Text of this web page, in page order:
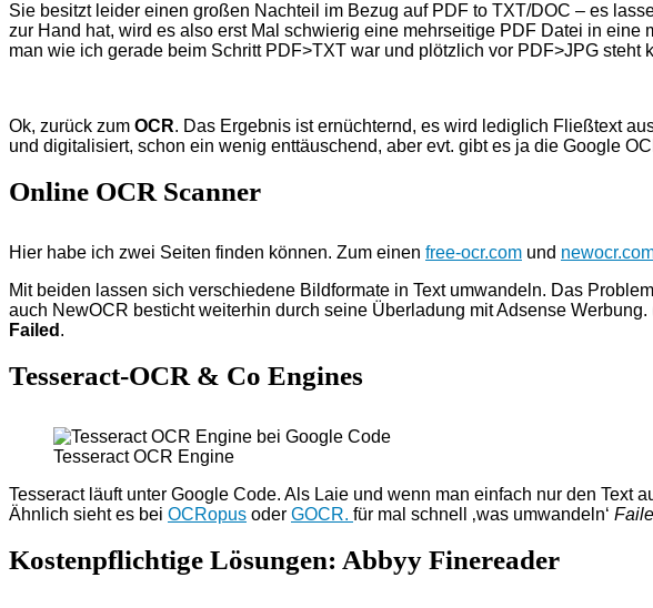
Sie besitzt leider einen großen Nachteil im Bezug auf PDF to TXT/DOC – es
zur Hand hat, wird es also erst Mal schwierig eine mehrseitige PDF Datei in
man wie ich gerade beim Schritt PDF>TXT war und plötzlich vor PDF>JPG steht
Ok, zurück zum OCR. Das Ergebnis ist ernüchternd, es wird lediglich Fließtext
und digitalisiert, schon ein wenig enttäuschend, aber evt. gibt es ja die Google
Online OCR Scanner
Hier habe ich zwei Seiten finden können. Zum einen free-ocr.com und
Mit beiden lassen sich verschiedene Bildformate in Text umwandeln. Das
auch NewOCR besticht weiterhin durch seine Überladung mit Adsense
Failed .
Tesseract-OCR & Co Engines
Tesseract OCR Engine
Tesseract läuft unter Google Code. Als Laie und wenn man einfach nur den
Ähnlich sieht es bei OCRopus oder GOCR. für mal schnell ‚was umwandeln‘
Kostenpflichtige Lösungen: Abbyy Finereader